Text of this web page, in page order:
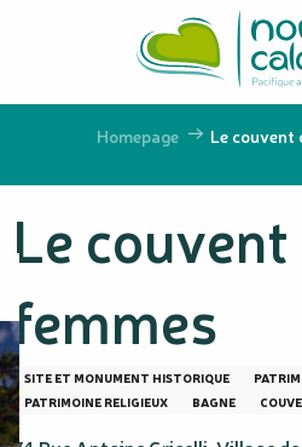
principal
Homepage Le couvent
Le
femmes
SITE ET MONUMENT HISTORIQUE
PATRIMOINE RELIGIEUX
BAGNE